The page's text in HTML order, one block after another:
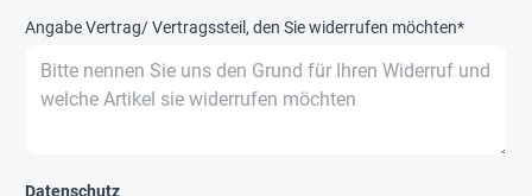
Angabe Vertrag/ Vertragssteil, den Sie widerrufen möchten*
Datenschutz